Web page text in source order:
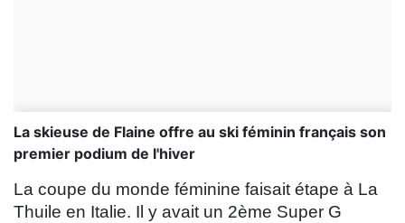
La skieuse de Flaine offre au ski féminin français son
premier podium de l'hiver
La coupe du monde féminine faisait étape à La
Thuile en Italie. Il y avait un 2ème Super G